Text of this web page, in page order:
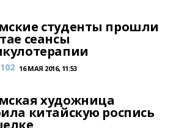
студенты прошли
сеансы
16 МАЯ 2016, 11:53
художница
китайскую роспись